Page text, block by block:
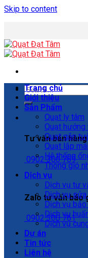
Skip to content
Tư vấn bán hàng
0902 300 769
Zalo tư vấn báo
0902 300 761
Trang chủ
Giới thiệu
Sản Phẩm
Quạt ly tâm
Quạt hướng
Quạt gắn
Quạt lắp
Hệ thống
Thông gió
Dịch vụ
Dịch vụ tư
Dịch vụ sửa
Dịch vụ
Dịch vụ
Dịch vụ
Dự án
Tin tức
Liên hệ